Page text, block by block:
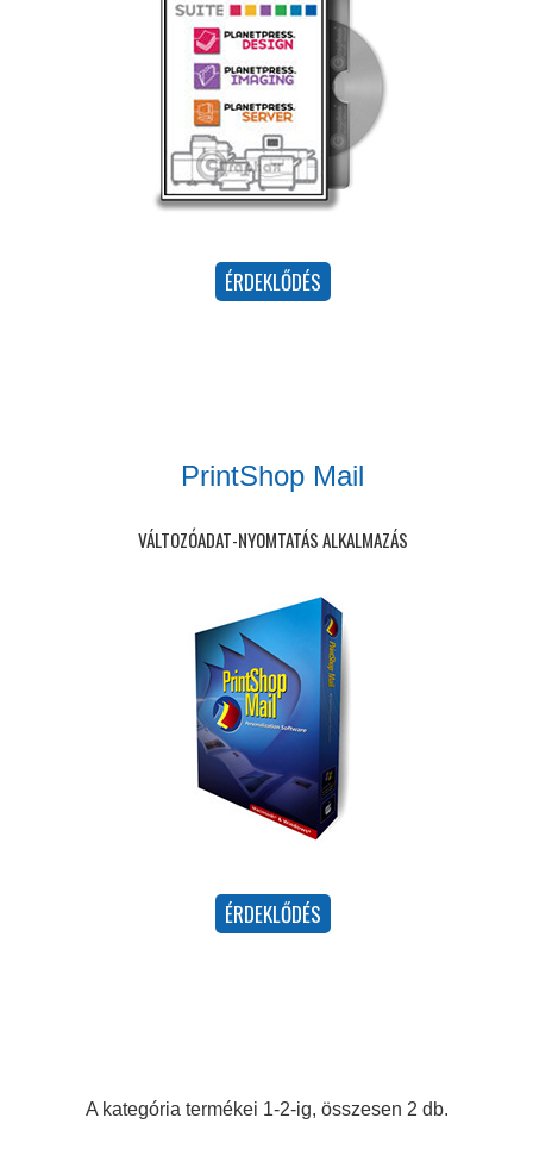
PrintShop Mail
VÁLTOZÓADAT-NYOMTATÁS ALKALMAZÁS
A kategória termékei 1-2-ig, összesen 2 db.